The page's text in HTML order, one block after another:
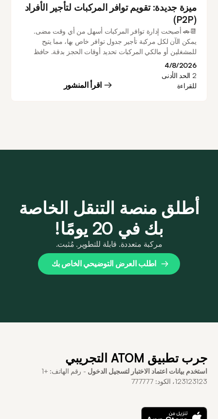
ميزة جديدة: تقويم توافر المركبات لتأجير الأفراد
(P2P)
📆🚗 أصبحت إدارة توافر المركبات أسهل من أي وقت مضى.
يمكن الآن لكل مركبة تأجير جدول توافر خاص بها، مما يتيح
للمشغلين أو مالكي المركبات تحديد أوقات الحجز بدقة. حافظ
على توافر المركبات على مدار الساعة طوال أيام الأسبوع، وأنشئ
جداول أسبوعية متكررة، وقم بتهيئة فترات عدم توافر متعددة،
وأجرِ تغييرات لمرة واحدة مباشرة من التقويم - كل ذلك مع منع
التعارض مع الحجوزات الحالية.
4/8/2026
2 الحد الأدنى
للقراءة
اقرأ المنشور
أطلق منصة التنقل الخاصة
بك في 20 يومًا!
مركبة متعددة. قابلة للتطوير. مُثبت.
اطلب العرض التوضيحي الخاص بك
جرب تطبيق ATOM التجريبي
استخدم بيانات اعتماد الاختبار لتسجيل الدخول
- رقم الهاتف: +1
123123123، الكود: 777777